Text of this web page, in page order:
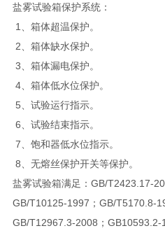
盐雾试验箱保护系统：
1、箱体超温保护。
2、箱体缺水保护。
3、箱体漏电保护。
4、箱体低水位保护。
5、试验运行指示。
6、试验结束指示。
7、饱和器低水位指示。
8、无熔丝保护开关等保护。
盐雾试验箱满足：GB/T2423.17-
GB/T10125-1997；GB/T5170.8-
GB/T12967.3-2008；GB10593.2-